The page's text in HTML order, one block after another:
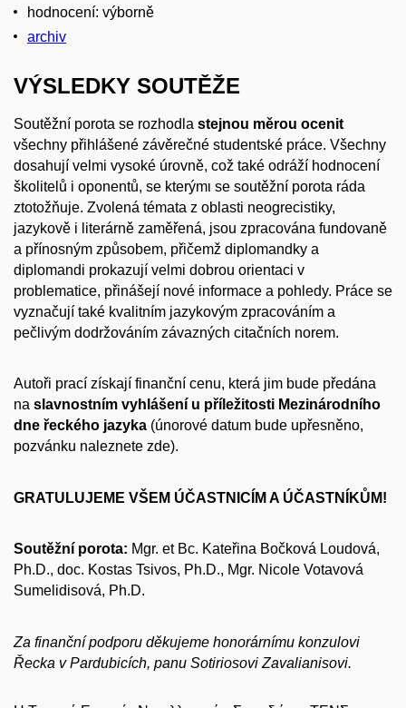
hodnocení: výborně
archiv
VÝSLEDKY SOUTĚŽE
Soutěžní porota se rozhodla stejnou měrou ocenit
všechny přihlášené závěrečné studentské práce. Všechny
dosahují velmi vysoké úrovně, což také odráží hodnocení
školitelů i oponentů, se kterýmι se soutěžní porota ráda
ztotožňuje. Zvolená témata z oblasti neogrecistiky,
jazykově i literárně zaměřená, jsou zpracována fundovaně
a přínosným způsobem, přičemž diplomandky a
diplomandi prokazují velmi dobrou orientaci v
problematice, přinášejí nové informace a pohledy. Práce se
vyznačují také kvalitním jazykovým zpracováním a
pečlivým dodržováním závazných citačních norem.
Autoři prací získají finanční cenu, která jim bude předána
na slavnostním vyhlášení u příležitosti Mezinárodního
dne řeckého jazyka (únorové datum bude upřesněno,
pozvánku naleznete zde).
GRATULUJEME VŠEM ÚČASTNICÍM A ÚČASTNÍKŮM!
Soutěžní porota: Mgr. et Bc. Kateřina Bočková Loudová,
Ph.D., doc. Kostas Tsivos, Ph.D., Mgr. Nicole Votavová
Sumelidisová, Ph.D.
Za finanční podporu děkujeme honorárnímu konzulovi
Řecka v Pardubicích, panu Sotiriosovi Zavalianisovi.